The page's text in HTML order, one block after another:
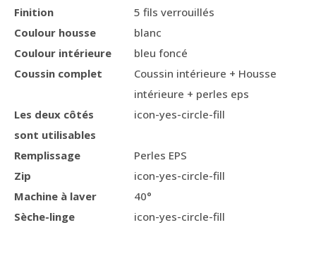
Finition
5 fils verrouillés
Coulour housse
blanc
Coulour intérieure
bleu foncé
Coussin complet
Coussin intérieure + Housse
intérieure + perles eps
Les deux côtés
sont utilisables
icon-yes-circle-fill
Remplissage
Perles EPS
Zip
icon-yes-circle-fill
Machine à laver
40°
Sèche-linge
icon-yes-circle-fill